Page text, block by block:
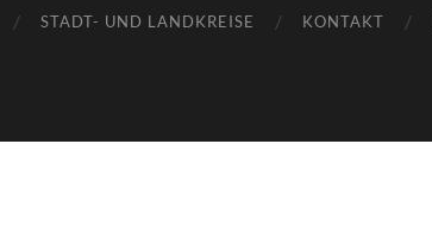
STADT- UND LANDKREISE KONTAKT